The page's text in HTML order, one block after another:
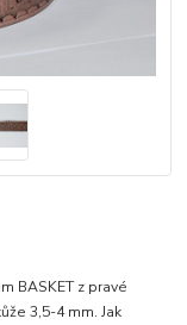
BASKET z pravé
3,5-4 mm. Jak